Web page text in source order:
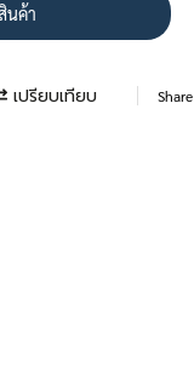
นค้า
เปรียบเทียบ Share